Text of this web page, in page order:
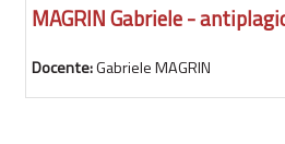
MAGRIN Gabriele -
Docente:Gabriele MAGRIN